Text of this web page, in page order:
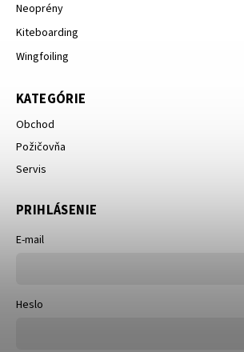
Neoprény
Kiteboarding
Wingfoiling
KATEGÓRIE
Obchod
Požičovňa
Servis
PRIHLÁSENIE
E-mail
Heslo